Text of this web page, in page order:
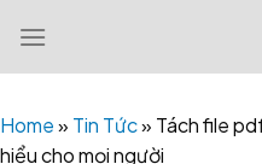
content
Home» Tin Tức» Tách file
hiểu cho mọi người